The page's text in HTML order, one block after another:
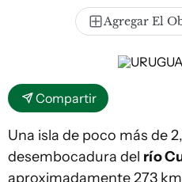
Agregar El
Compartir
Una isla de poco más de
desembocadura del río
aproximadamente 273